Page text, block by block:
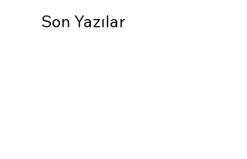
Son Yazılar